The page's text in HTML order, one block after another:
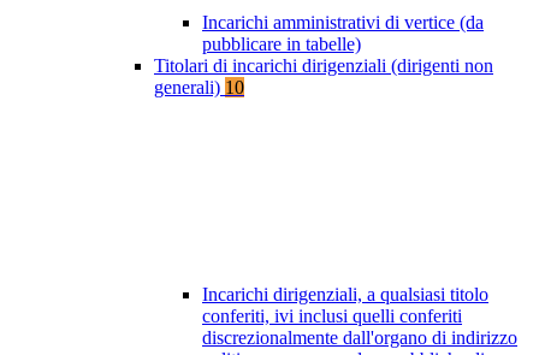
Incarichi amministrativi di vertice (da
pubblicare in tabelle)
Titolari di incarichi dirigenziali (dirigenti non
generali) 10
Incarichi dirigenziali, a qualsiasi titolo
conferiti, ivi inclusi quelli conferiti
discrezionalmente dall'organo di indirizzo